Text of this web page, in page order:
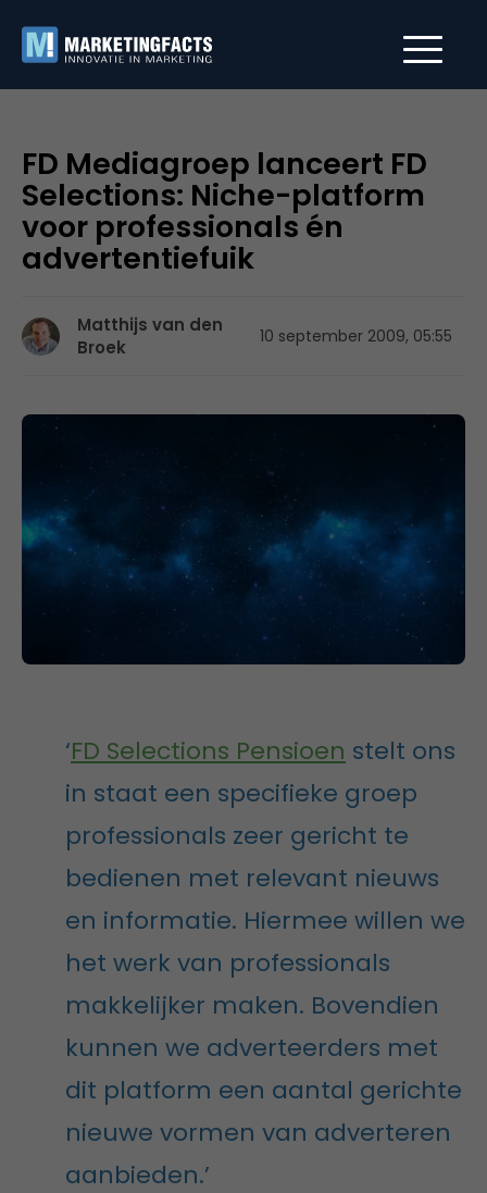
FD Mediagroep lanceert FD
Selections: Niche-platform
voor professionals én
advertentiefuik
Matthijs van den
Broek
10 september 2009, 05:55
‘FD Selections Pensioen stelt ons
in staat een specifieke groep
professionals zeer gericht te
bedienen met relevant nieuws
en informatie. Hiermee willen we
het werk van professionals
makkelijker maken. Bovendien
kunnen we adverteerders met
dit platform een aantal gerichte
nieuwe vormen van adverteren
aanbieden.’